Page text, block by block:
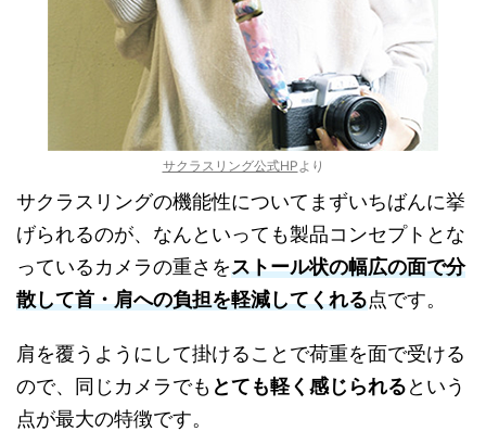
サクラスリング公式HP より
サクラスリングの機能性についてまずいちばんに挙
げられるのが、なんといっても製品コンセプトとな
っているカメラの重さをストール状の幅広の面で分
散して首・肩への負担を軽減してくれる点です。
肩を覆うようにして掛けることで荷重を面で受ける
ので、同じカメラでも とても軽く感じられるという
点が最大の特徴です。